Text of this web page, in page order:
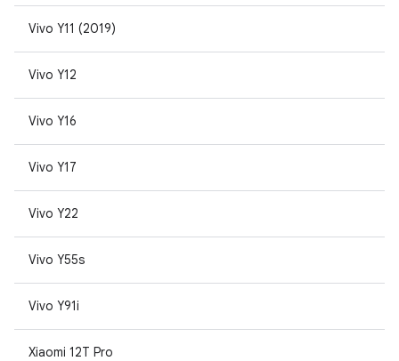
Vivo Y11 (2019)
Vivo Y12
Vivo Y16
Vivo Y17
Vivo Y22
Vivo Y55s
Vivo Y91i
Xiaomi 12T Pro